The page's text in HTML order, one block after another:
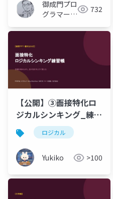
御成門プロ
グラマー
Suzuki)
732
【公開】③面接特化ロ
ジカルシンキング_練習
PPT.pptxロジカル
Yukiko >100